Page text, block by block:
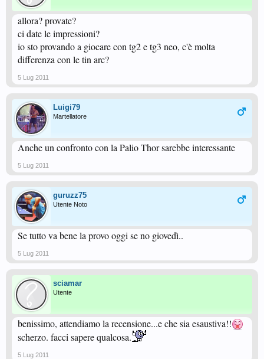
allora? provate?
ci date le impressioni?
io sto provando a giocare con tg2 e tg3 neo, c'è molta
differenza con le tin arc?
5 Lug 2011
Luigi79
Martellatore
Anche un confronto con la Palio Thor sarebbe interessante
5 Lug 2011
guruzz75
Utente Noto
Se tutto va bene la provo oggi se no giovedì..
5 Lug 2011
sciamar
Utente
benissimo, attendiamo la recensione...e che sia esaustiva!!
scherzo. facci sapere qualcosa.
5 Lug 2011